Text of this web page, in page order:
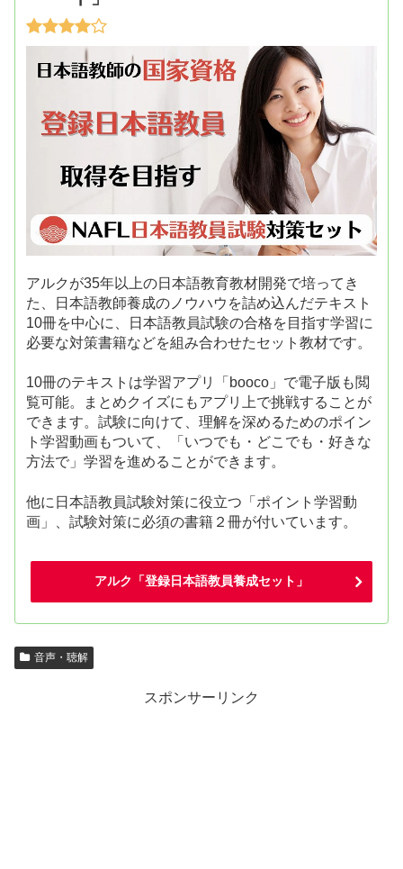
アルクが35年以上の日本語教育教材開発で培ってき
た、日本語教師養成のノウハウを詰め込んだテキスト
10冊を中心に、日本語教員試験の合格を目指す学習に
必要な対策書籍などを組み合わせたセット教材です。
10冊のテキストは学習アプリ「booco」で電子版も閲
覧可能。まとめクイズにもアプリ上で挑戦することが
できます。試験に向けて、理解を深めるためのポイン
ト学習動画もついて、「いつでも・どこでも・好きな
方法で」学習を進めることができます。
他に日本語教員試験対策に役立つ「ポイント学習動
画」、試験対策に必須の書籍２冊が付いています。
アルク「登録日本語教員養成セット」
音声・聴解
スポンサーリンク